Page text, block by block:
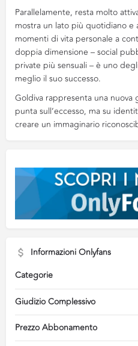
Parallelamente, resta molto
mostra un lato più quotidiano e
momenti di vita personale a
doppia dimensione – social
private più sensuali – è uno
meglio il suo successo.
Goldiva rappresenta una
punta sull’eccesso, ma su
creare un immaginario
Informazioni Onlyfans
Categorie
Giudizio Complessivo
Prezzo Abbonamento